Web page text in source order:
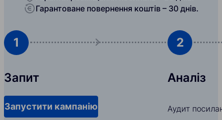
Гарантоване повернення коштів – 30 днів.
1
Запит
Запустити кампанію
2
Аналіз
Аудит